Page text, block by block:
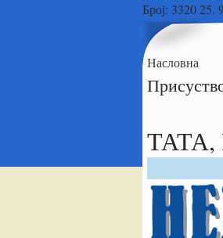
Број: 3320 25.
Насловна